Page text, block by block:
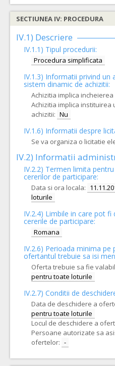
SECTIUNEA IV: PROCEDURA
IV.1) Descriere
IV.1.1) Tipul procedurii:
Procedura simplificata
IV.1.3) Informatii privind un
sistem dinamic de achizitii:
Achizitia implica
Achizitia implica instituirea
achizitii: Nu
IV.1.6) Informatii despre
Se va organiza o licitatie
IV.2) Informatii
IV.2.2) Termen limita
cererilor de participare:
Data si ora locala:
loturile
IV.2.4) Limbile in care pot fi
cererile de participare:
Romana
IV.2.6) Perioada minima pe
ofertantul trebuie sa isi
Oferta trebuie sa fie
pentru toate loturile
IV.2.7) Conditii de
Data de deschidere a
pentru toate loturile
Locul de deschidere a
Persoane autorizate sa
ofertelor: -